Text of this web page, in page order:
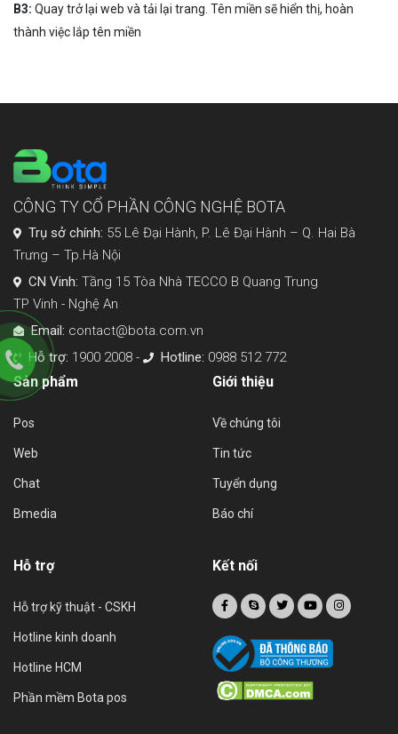
B3: Quay trở lại web và tải lại trang. Tên miền sẽ hiển thị, hoàn
thành việc lắp tên miền
CÔNG TY CỔ PHẦN CÔNG NGHỆ BOTA
Trụ sở chính: 55 Lê Đại Hành, P. Lê Đại Hành – Q. Hai Bà
Trưng – Tp.Hà Nội
CN Vinh: Tầng 15 Tòa Nhà TECCO B Quang Trung
TP Vinh - Nghệ An
Email: contact@bota.com.vn
Hỗ trợ: 1900 2008 - Hotline: 0988 512 772
Sản phẩm
Pos
Web
Chat
Bmedia
Giới thiệu
Về chúng tôi
Tin tức
Tuyển dụng
Báo chí
Hỗ trợ
Hỗ trợ kỹ thuật - CSKH
Hotline kinh doanh
Hotline HCM
Phần mềm Bota pos
Kết nối